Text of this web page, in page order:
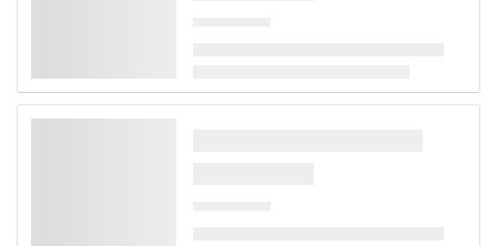
Điểm chuẩn Đại học Kiến trúc